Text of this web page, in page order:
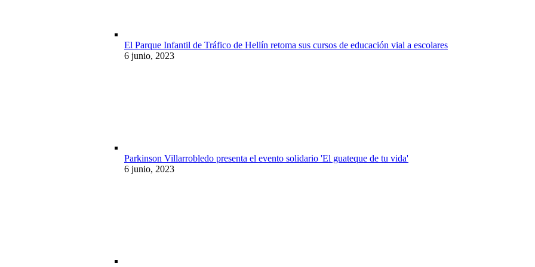
El Parque Infantil de Tráfico de Hellín retoma sus cursos de educación vial a escolares
6 junio, 2023
Parkinson Villarrobledo presenta el evento solidario 'El guateque de tu vida'
6 junio, 2023